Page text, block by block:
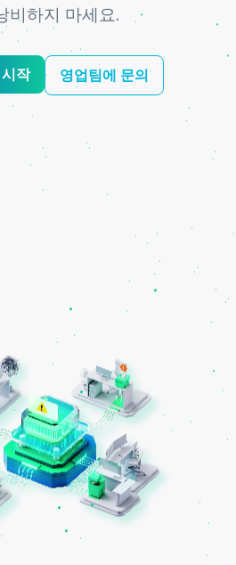
비하지 마세요.
작 영업팀에 문의